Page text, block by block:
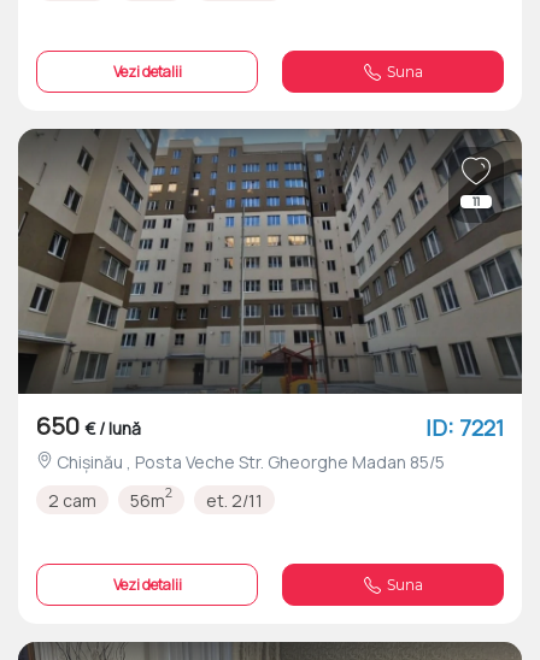
Vezi detalii Suna
11
650 € / lună ID: 7221
Chișinău , Posta Veche Str. Gheorghe Madan 85/5
2 cam
56m2 et. 2/11
Vezi detalii Suna